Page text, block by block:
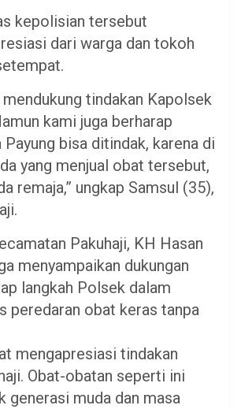
kepolisian tersebut
dari warga dan tokoh
mendukung tindakan Kapolsek
kami juga berharap
Payung bisa ditindak, karena di
yang menjual obat tersebut,
remaja,” ungkap Samsul (35),
Pakuhaji, KH Hasan
menyampaikan dukungan
langkah Polsek dalam
peredaran obat keras tanpa
mengapresiasi tindakan
Obat-obatan seperti ini
generasi muda dan masa